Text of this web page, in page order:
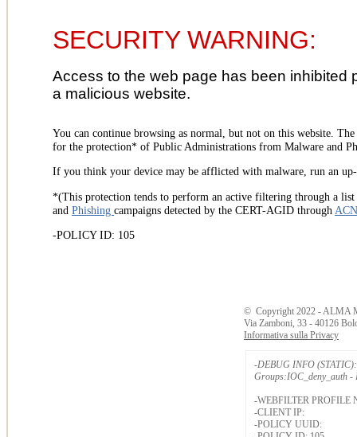
SECURITY WARNING:
Access to the web page has been
a malicious website.
You can continue browsing as normal, but not on this website.
for the protection* of Public Administrations from Malware and
If you think your device may be afflicted with malware, run an
*(This protection tends to perform an active filtering through a
and Phishing campaigns detected by the CERT-AGID through
-POLICY ID: 105
© Copyright 2022 - ALMA
Via Zamboni, 33 - 40126
Informativa sulla Privacy
-DEBUG INFO (STATIC):
Groups:IOC_deny_auth -
-WEBFILTER PROFILE
-CLIENT IP:
-POLICY UUID: